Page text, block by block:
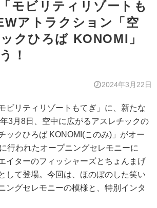
モビリティリゾートも
アトラクション「空
クひろば KONOMI」
！
2024年3月22日
ビリティリゾートもてぎ」に、新たな
3月8日、空中に広がるアスレチックの
ックひろば KONOMI(このみ)」がオー
行われたオープニングセレモニーに
イターのフィッシャーズとちょんまげ
して登場。今回は、ほのぼのした笑い
ングセレモニーの模様と、特別インタ